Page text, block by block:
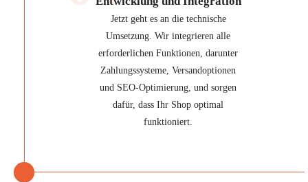
Jetzt geht es an die technische
Umsetzung. Wir integrieren alle
erforderlichen Funktionen, darunter
Zahlungssysteme, Versandoptionen
und SEO-Optimierung, und sorgen
dafür, dass Ihr Shop optimal
funktioniert.